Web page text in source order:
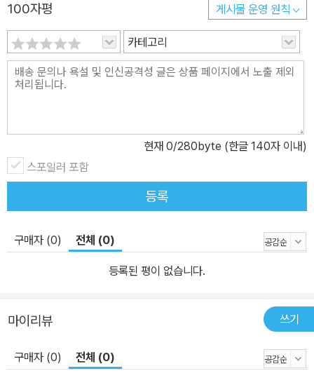
100자평 게시물 운영 원칙
카테고리
현재 0/280byte (한글 140자 이내)
스포일러 포함
등록
구매자 (0) 전체 (0)
등록된 평이 없습니다.
마이리뷰 쓰기
구매자 (0) 전체 (0)